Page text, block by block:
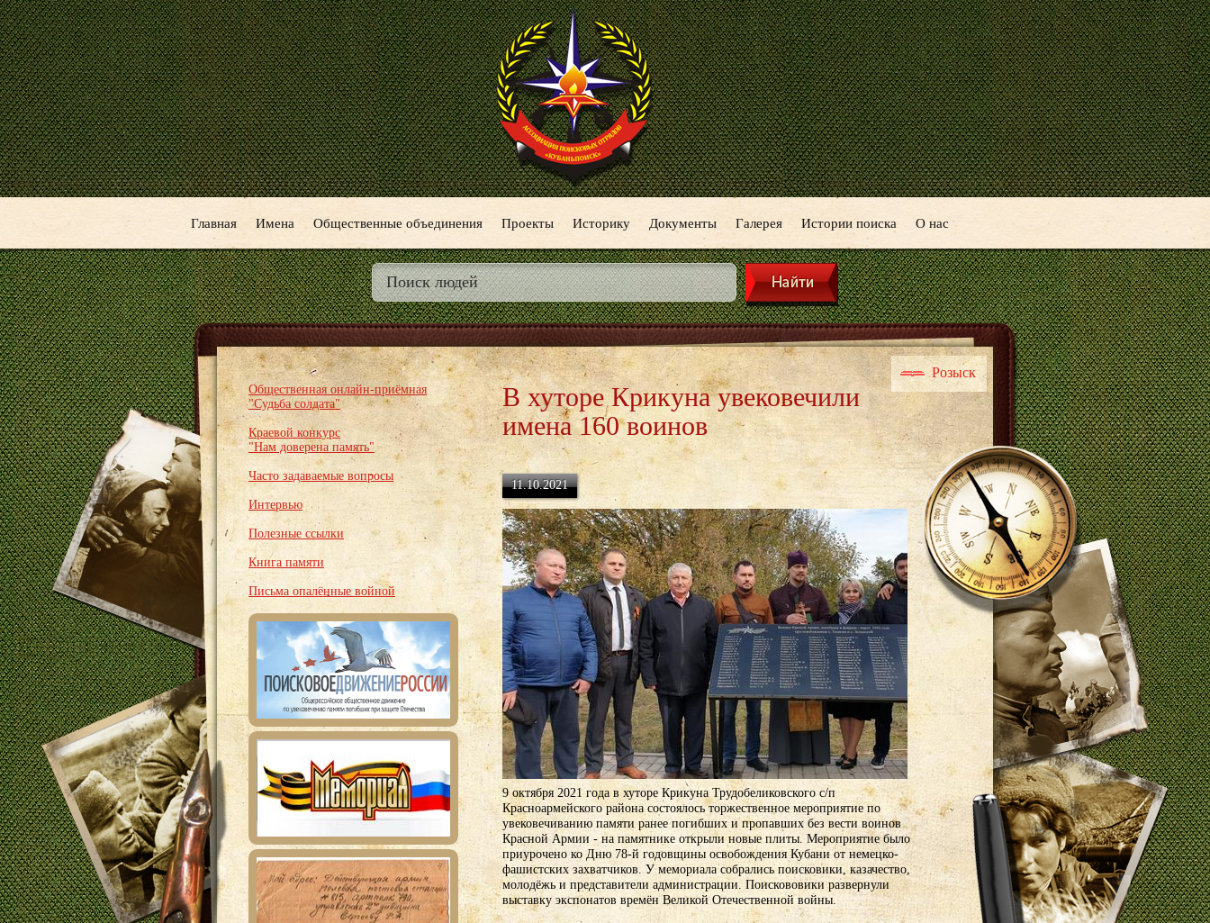
Главная Имена Общественные объединения Проекты Историку Документы Галерея Истории поиска О нас
Общественная онлайн-приёмная
"Судьба солдата"
Краевой конкурс
"Нам доверена память"
Часто задаваемые вопросы
Интервью
Полезные ссылки
Книга памяти
Письма опалённые войной
Розыск
В хуторе Крикуна увековечили
имена 160 воинов
11.10.2021
9 октября 2021 года в хуторе Крикуна Трудобеликовского с/п
Красноармейского района состоялось торжественное мероприятие по
увековечиванию памяти ранее погибших и пропавших без вести воинов
Красной Армии - на памятнике открыли новые плиты. Мероприятие было
приурочено ко Дню 78-й годовщины освобождения Кубани от немецко-
фашистских захватчиков. У мемориала собрались поисковики, казачество,
молодёжь и представители администрации. Поискововики развернули
выставку экспонатов времён Великой Отечественной войны.